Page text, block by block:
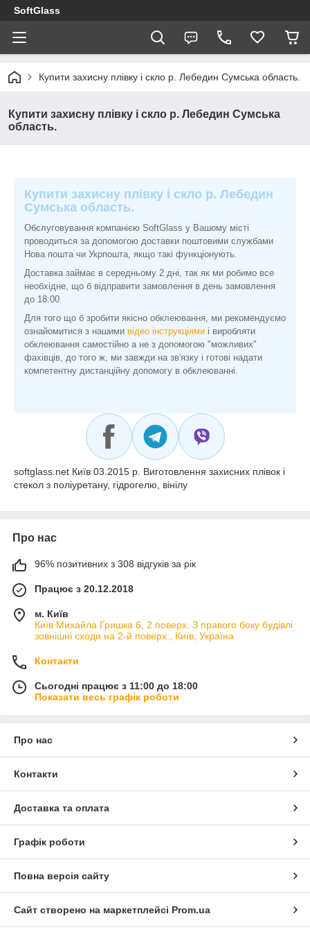
SoftGlass
Купити захисну плівку і скло р. Лебедин Сумська область.
Купити захисну плівку і скло р. Лебедин Сумська
область.
Купити захисну плівку і скло р. Лебедин
Сумська область.
Обслуговування компанією SoftGlass у Вашому місті
проводиться за допомогою доставки поштовими службами
Нова пошта чи Укрпошта, якщо такі функціонують.
Доставка займає в середньому 2 дні, так як ми робимо все
необхідне, що б відправити замовлення в день замовлення
до 18:00
Для того що б зробити якісно обклеювання, ми рекомендуємо
ознайомитися з нашими відео інструкціями і виробляти
обклеювання самостійно а не з допомогою "можливих"
фахівців, до того ж, ми завжди на зв'язку і готові надати
компетентну дистанційну допомогу в обклеюванні.
softglass.net Київ 03.2015 р. Виготовлення захисних плівок і
стекол з поліуретану, гідрогелю, вінілу
Про нас
96% позитивних з 308 відгуків за рік
Працює з 20.12.2018
м. Київ
Київ Михайла Гришка 6, 2 поверх. З правого боку будівлі
зовнішні сходи на 2-й поверх., Київ, Україна
Контакти
Сьогодні працює з 11:00 до 18:00
Показати весь графік роботи
Про нас
Контакти
Доставка та оплата
Графік роботи
Повна версія сайту
Сайт створено на маркетплейсі Prom.ua